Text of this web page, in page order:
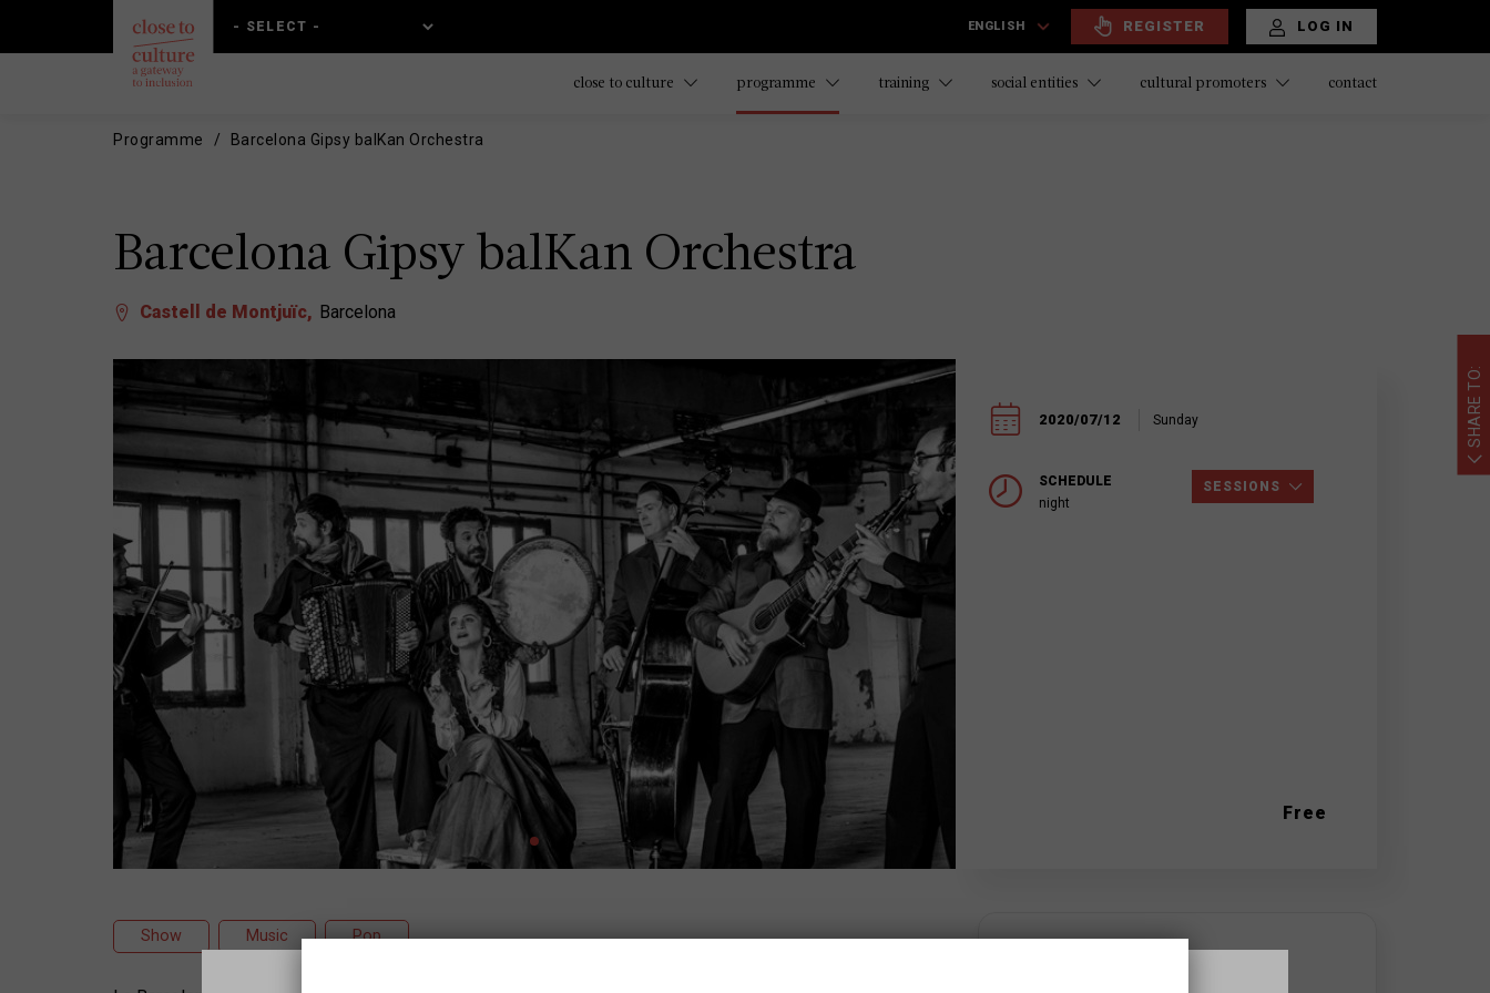
main
main
ENGLISH REGISTER LOG IN
close to culture programme training social entities cultural promoters contact
Programme Barcelona Gipsy balKan Orchestra
Barcelona Gipsy balKan Orchestra
Castell de Montjuïc Barcelona
2020/07/12 Sunday
SCHEDULE
night
SESSIONS
Free
Show Music Pop
SHARE TO: